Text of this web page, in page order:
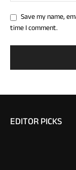
Save my name,
time I comment.
EDITOR PICKS